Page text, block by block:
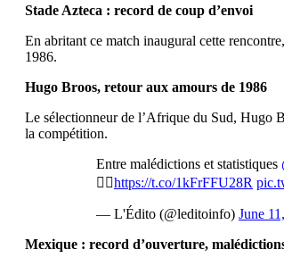
Stade Azteca : record de coup d’envoi
En abritant ce match inaugural cette
1986.
Hugo Broos, retour aux amours de 1986
Le sélectionneur de l’Afrique du Sud, Hugo
la compétition.
Entre malédictions et statistiques
👇🏽https://t.co/1kFrFFU28R
— L'Édito (@leditoinfo) June
Mexique : record d’ouverture,